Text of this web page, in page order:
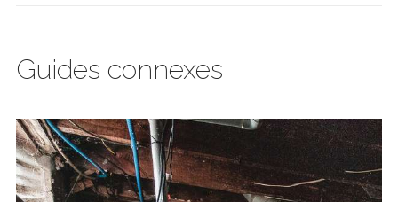
Guides connexes